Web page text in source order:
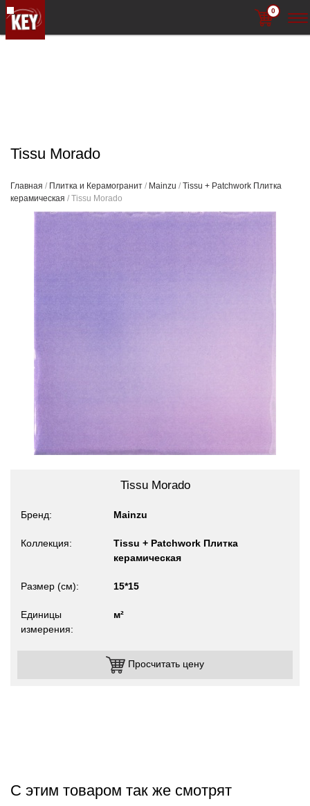
0
Tissu Morado
Главная / Плитка и Керамогранит / Mainzu / Tissu + Patchwork Плитка
керамическая / Tissu Morado
Tissu Morado
Бренд Mainzu
Коллекция
Tissu + Patchwork Плитка
керамическая
Размер (см) 15*15
Единицы
измерения
м²
Просчитать цену
С этим товаром так же смотрят